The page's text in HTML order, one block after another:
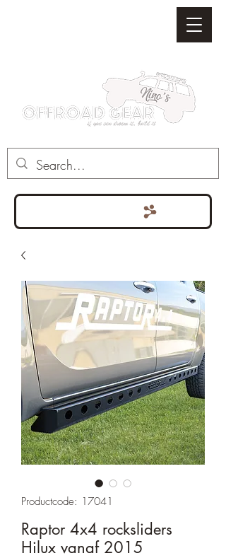
Productcode: 17041
Raptor 4x4 rocksliders
Hilux vanaf 2015